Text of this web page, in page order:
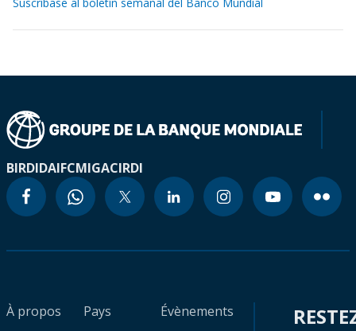
BIRDIDAIFCMIGACIRDI
À propos
Pays
Évènements